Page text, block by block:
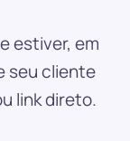
estiver, em
seu cliente
link direto.